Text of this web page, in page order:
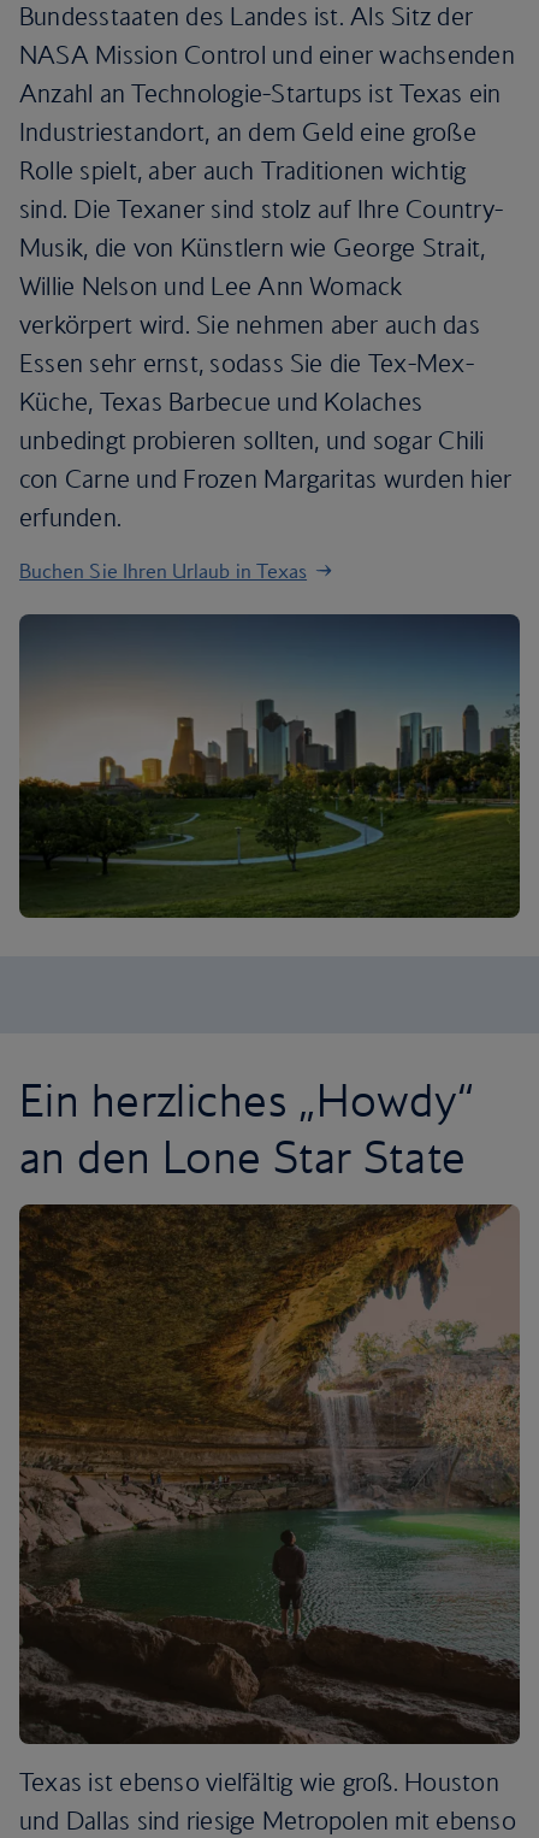
Bundesstaaten des Landes ist. Als Sitz der
NASA Mission Control und einer wachsenden
Anzahl an Technologie-Startups ist Texas ein
Industriestandort, an dem Geld eine große
Rolle spielt, aber auch Traditionen wichtig
sind. Die Texaner sind stolz auf Ihre Country-
Musik, die von Künstlern wie George Strait,
Willie Nelson und Lee Ann Womack
verkörpert wird. Sie nehmen aber auch das
Essen sehr ernst, sodass Sie die Tex-Mex-
Küche, Texas Barbecue und Kolaches
unbedingt probieren sollten, und sogar Chili
con Carne und Frozen Margaritas wurden hier
erfunden.
Buchen Sie Ihren Urlaub in Texas
Ein herzliches „Howdy“
an den Lone Star State
Texas ist ebenso vielfältig wie groß. Houston
und Dallas sind riesige Metropolen mit ebenso